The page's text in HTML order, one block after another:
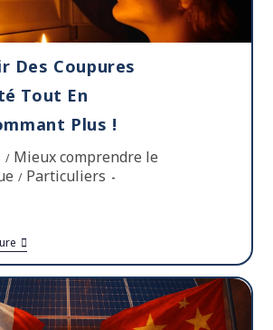
Des Coupures
Tout En
Plus !
/ Mieux comprendre le
/ Particuliers